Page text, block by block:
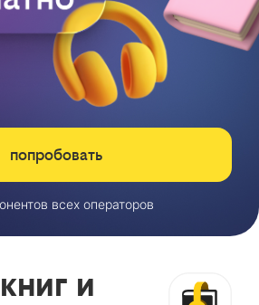
попробовать
всех операторов
и